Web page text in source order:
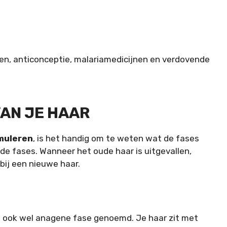
anticonceptie, malariamedicijnen en verdovende
JE HAAR
, is het handig om te weten wat de fases
fases. Wanneer het oude haar is uitgevallen,
een nieuwe haar.
wel anagene fase genoemd. Je haar zit met